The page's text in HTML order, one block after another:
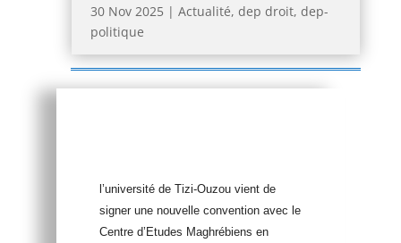
30 Nov 2025 | Actualité, dep droit, dep-
politique
l’université de Tizi-Ouzou vient de
signer une nouvelle convention avec le
Centre d’Etudes Maghrébiens en